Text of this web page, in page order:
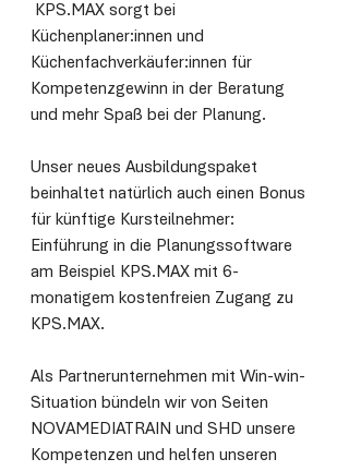
KPS.MAX sorgt bei
Küchenplaner:innen und
Küchenfachverkäufer:innen für
Kompetenzgewinn in der Beratung
und mehr Spaß bei der Planung.
Unser neues Ausbildungspaket
beinhaltet natürlich auch einen Bonus
für künftige Kursteilnehmer:
Einführung in die Planungssoftware
am Beispiel KPS.MAX mit 6-
monatigem kostenfreien Zugang zu
KPS.MAX.
Als Partnerunternehmen mit Win-win-
Situation bündeln wir von Seiten
NOVAMEDIATRAIN und SHD unsere
Kompetenzen und helfen unseren